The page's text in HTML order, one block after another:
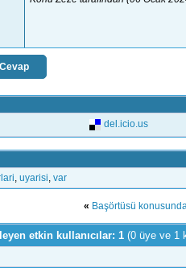
del.icio.us
uyarisi var
« Başörtüsü
etkin kullanıcılar: 1 (0 üye ve 1